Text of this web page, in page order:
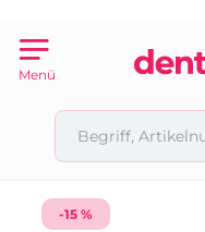
Menü
-15 %